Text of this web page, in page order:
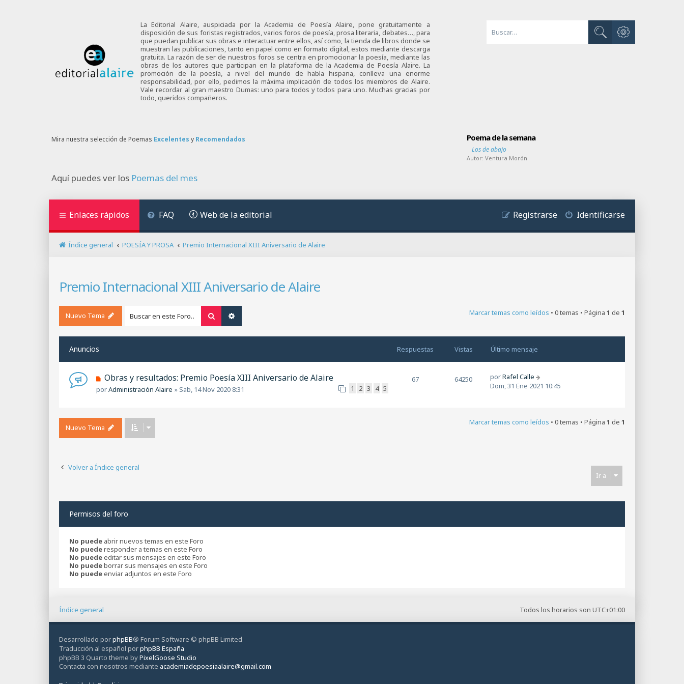
La Editorial Alaire, auspiciada por la Academia de Poesía Alaire, pone gratuitamente a
disposición de sus foristas registrados, varios foros de poesía, prosa literaria, debates…, para
que puedan publicar sus obras e interactuar entre ellos, así como, la tienda de libros donde se
muestran las publicaciones, tanto en papel como en formato digital, estos mediante descarga
gratuita. La razón de ser de nuestros foros se centra en promocionar la poesía, mediante las
obras de los autores que participan en la plataforma de la Academia de Poesía Alaire. La
promoción de la poesía, a nivel del mundo de habla hispana, conlleva una enorme
responsabilidad, por ello, pedimos la máxima implicación de todos los miembros de Alaire.
Vale recordar al gran maestro Dumas: uno para todos y todos para uno. Muchas gracias por
todo, queridos compañeros.
Buscar
Búsqueda avanzada
Mira nuestra selección de Poemas Excelentes y Recomendados Poema de la semana
Los de abajo
Autor:Ventura Morón
Aquí puedes ver los Poemas del mes
Enlaces rápidos FAQ Web de la editorial Identificarse
Registrarse
Índice general POESÍA Y PROSA Premio Internacional XIII Aniversario de Alaire
Premio Internacional XIII Aniversario de Alaire
Nuevo Tema Buscar Marcar temas como leídos • 0 temas • Página 1 de 1
Anuncios Respuestas Vistas Último mensaje
Obras y resultados: Premio Poesía XIII Aniversario de Alaire
porAdministración Alaire » Sab, 14 Nov 2020 8:31 1 2 3 4 5
67 64250 porRafel Calle
Dom, 31 Ene 2021 10:45
Nuevo Tema
Marcar temas como leídos • 0 temas • Página 1 de 1
Volver a Índice general
Ir a
Permisos del foro
No puede abrir nuevos temas en este Foro
No puederesponder a temas en este Foro
No puedeeditar sus mensajes en este Foro
No puedeborrar sus mensajes en este Foro
No puedeenviar adjuntos en este Foro
Todos los horarios son UTC+01:00
Índice general
Desarrollado porphpBB® Forum Software © phpBB Limited
Traducción al español porphpBB España
phpBB 3 Quarto theme byPixelGoose Studio
Contacta con nosotros mediante academiadepoesiaalaire@gmail.com